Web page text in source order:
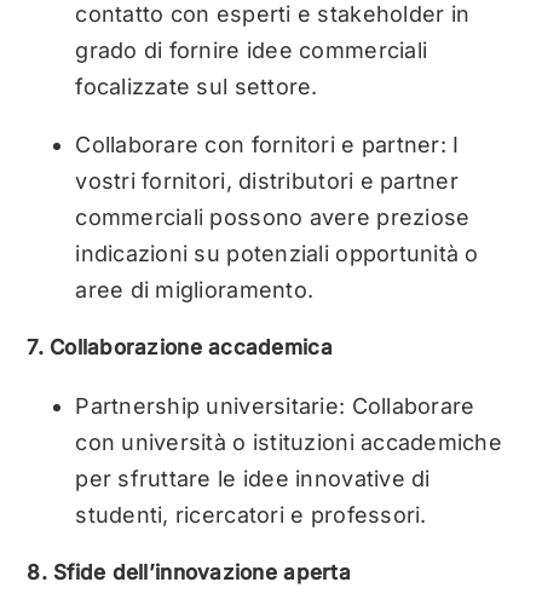
contatto con esperti e stakeholder in
grado di fornire idee commerciali
focalizzate sul settore.
Collaborare con fornitori e partner: I
vostri fornitori, distributori e partner
commerciali possono avere preziose
indicazioni su potenziali opportunità o
aree di miglioramento.
7. Collaborazione accademica
Partnership universitarie: Collaborare
con università o istituzioni accademiche
per sfruttare le idee innovative di
studenti, ricercatori e professori.
8. Sfide dell’innovazione aperta